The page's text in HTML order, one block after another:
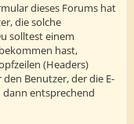
dieses Forums hat
die solche
solltest einem
hast,
(Headers)
Benutzer, der die E-
entsprechend